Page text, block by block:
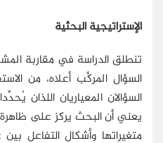
الإستراتيجية البحثية
تنطلق الدراسة في مقاربة
السؤال المركَّب أعلاه، من
السؤالان المعياريان اللذان
متغيراتها وأشكال التفاعل